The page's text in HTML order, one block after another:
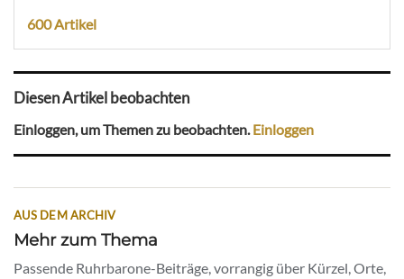
600 Artikel
Diesen Artikel beobachten
Einloggen, um Themen zu beobachten.Einloggen
AUS DEM ARCHIV
Mehr zum Thema
Passende Ruhrbarone-Beiträge, vorrangig über Kürzel, Orte,